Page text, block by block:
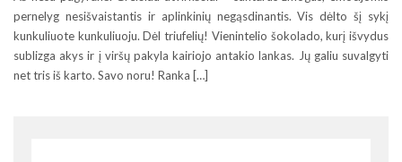
pernelyg nesišvaistantis ir aplinkinių negąsdinantis. Vis dėlto šį sykį
kunkuliuote kunkuliuoju. Dėl triufelių! Vienintelio šokolado, kurį išvydus
sublizga akys ir į viršų pakyla kairiojo antakio lankas. Jų galiu suvalgyti
net tris iš karto. Savo noru! Ranka […]